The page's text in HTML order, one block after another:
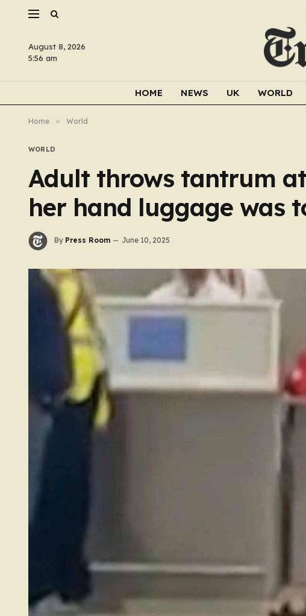
August 8, 2026
5:56 am
HOME NEWS UK WORLD
Home » World
WORLD
Adult throws tantrum
her hand luggage was
By Press Room June 10, 2025